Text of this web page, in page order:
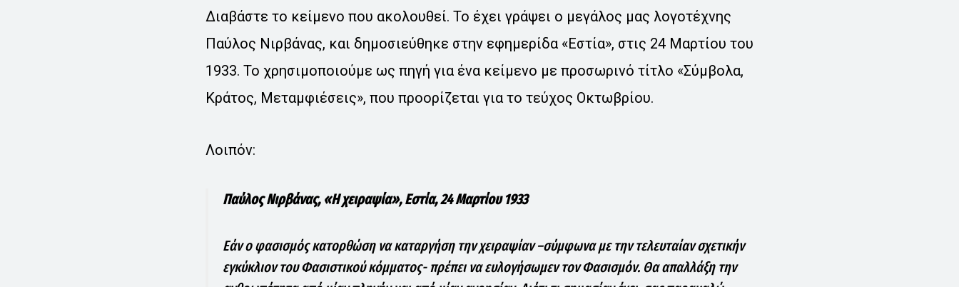
Διαβάστε το κείμενο που ακολουθεί. Το έχει γράψει ο μεγάλος μας λογοτέχνης
Παύλος Νιρβάνας, και δημοσιεύθηκε στην εφημερίδα «Εστία», στις 24 Μαρτίου του
1933. Το χρησιμοποιούμε ως πηγή για ένα κείμενο με προσωρινό τίτλο «Σύμβολα,
Κράτος, Μεταμφιέσεις», που προορίζεται για το τεύχος Οκτωβρίου.
Λοιπόν:
Παύλος Νιρβάνας, «Η χειραψία», Εστία,24 Μαρτίου 1933
Εάν ο φασισμός κατορθώση να καταργήση την χειραψίαν –σύμφωνα με την τελευταίαν σχετικήν
εγκύκλιον του Φασιστικού κόμματος- πρέπει να ευλογήσωμεν τον Φασισμόν. Θα απαλλάξη την